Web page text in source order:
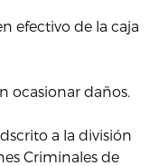
efectivo de la caja
ocasionar daños.
a la división
Criminales de